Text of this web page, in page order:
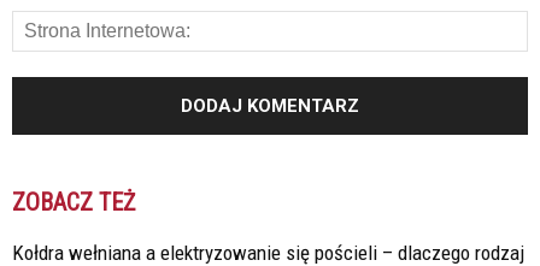
ZOBACZ TEŻ
Kołdra wełniana a elektryzowanie się pościeli – dlaczego rodzaj